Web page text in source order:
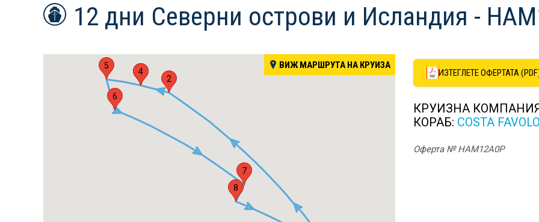
12 дни Северни острови и Исландия -
2
3
4
5
6
7
8
ВИЖ МАРШРУТА НА КРУИЗА
ИЗТЕГЛЕТЕ ОФЕРТАТА
КРУИЗНА
КОРАБ: COSTA
Оферта № HAM12A0P